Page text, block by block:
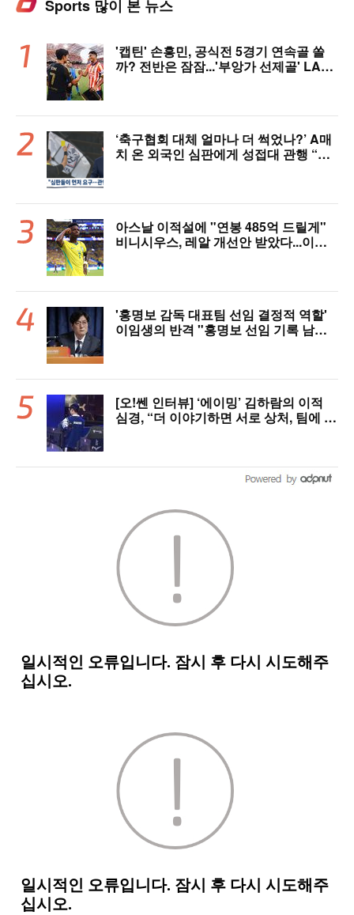
Sports 많이 본 뉴스
'캡틴' 손흥민, 공식전 5경기 연속골 쏠
까? 전반은 잠잠...'부앙가 선제골' LAF
‘축구협회 대체 얼마나 더 썩었나?’ A매
치 온 외국인 심판에게 성접대 관행 “그
아스날 이적설에 "연봉 485억 드릴게"
비니시우스, 레알 개선안 받았다...이제
'홍명보 감독 대표팀 선임 결정적 역할'
이임생의 반격 "홍명보 선임 기록 남아
[오!쎈 인터뷰] ‘에이밍’ 김하람의 이적
심경, “더 이야기하면 서로 상처, 팀에 피